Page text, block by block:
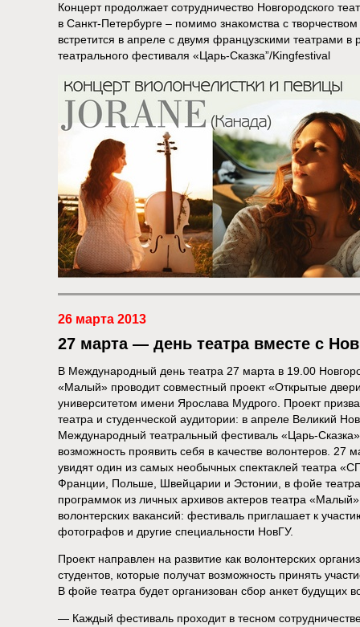
Концерт продолжает сотрудничество Новгородского
в Санкт-Петербурге – помимо знакомства с
встретится в апреле с двумя французскими театрами
театрального фестиваля «Царь-Сказка”/Kingfestival
26 марта 2013
27 марта — день театра вместе с
В Международный день театра 27 марта в 19.00
«Малый» проводит совместный проект «Открытые
университетом имени Ярослава Мудрого. Проект
театра и студенческой аудитории: в апреле Великий
Международный театральный фестиваль «Царь-
возможность проявить себя в качестве волонтеров. 27
увидят один из самых необычных спектаклей театра
Франции, Польше, Швейцарии и Эстонии, в фойе театра
программок из личных архивов актеров театра
волонтерских вакансий: фестиваль приглашает к
фотографов и другие специальности НовГУ.
Проект направлен на развитие как волонтерских
студентов, которые получат возможность принять
В фойе театра будет организован сбор анкет будущих
— Каждый фестиваль проходит в тесном